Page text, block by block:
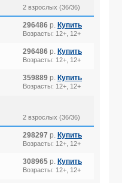
2 взрослых (36/36)
296486 р. Купить
Возрасты: 12+, 12+
296486 р. Купить
Возрасты: 12+, 12+
359889 р. Купить
Возрасты: 12+, 12+
2 взрослых (36/36)
298297 р. Купить
Возрасты: 12+, 12+
308965 р. Купить
Возрасты: 12+, 12+